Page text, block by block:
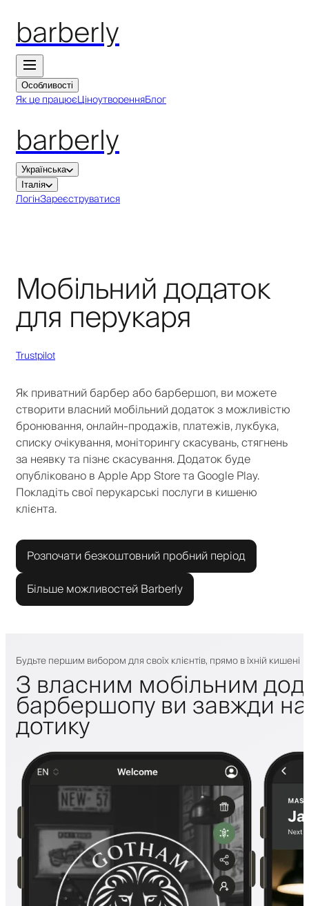
barberly
Особливості
Як це працюєЦіноутворенняБлог
barberly
Українська
Італія
ЛогінЗареєструватися
Мобільний додаток
для перукаря
Trustpilot
Як приватний барбер або барбершоп, ви можете
створити власний мобільний додаток з можливістю
бронювання, онлайн-продажів, платежів, лукбука,
списку очікування, моніторингу скасувань, стягнень
за неявку та пізнє скасування. Додаток буде
опубліковано в Apple App Store та Google Play.
Покладіть свої перукарські послуги в кишеню
клієнта.
Розпочати безкоштовний пробний період
Більше можливостей Barberly
Будьте першим вибором для своїх клієнтів, прямо в їхній кишені
З власним мобільним
барбершопу ви завжди на
дотику